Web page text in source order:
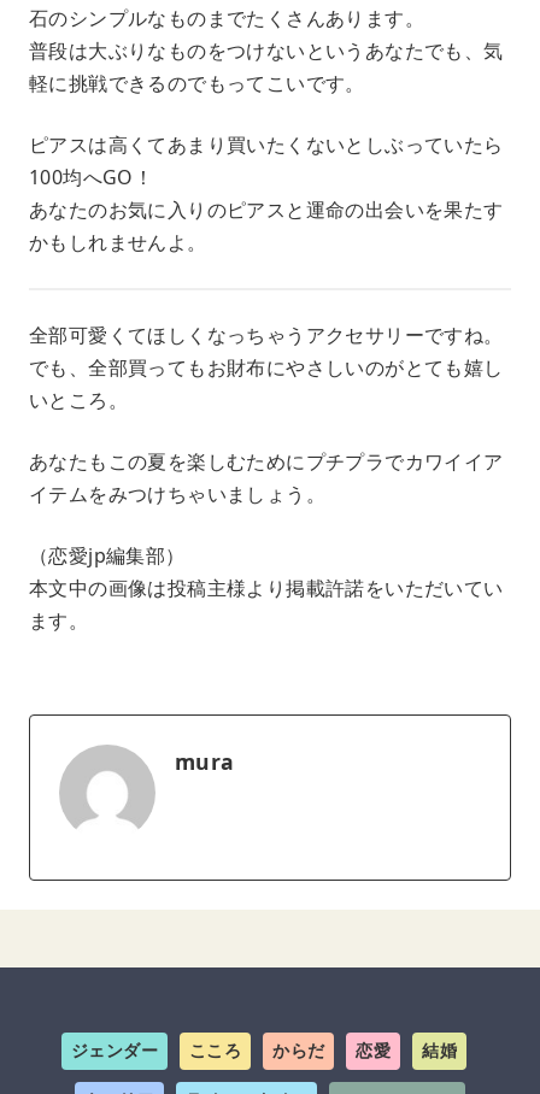
石のシンプルなものまでたくさんあります。
普段は大ぶりなものをつけないというあなたでも、気
軽に挑戦できるのでもってこいです。
ピアスは高くてあまり買いたくないとしぶっていたら
100均へGO！
あなたのお気に入りのピアスと運命の出会いを果たす
かもしれませんよ。
全部可愛くてほしくなっちゃうアクセサリーですね。
でも、全部買ってもお財布にやさしいのがとても嬉し
いところ。
あなたもこの夏を楽しむためにプチプラでカワイイア
イテムをみつけちゃいましょう。
（恋愛jp編集部）
本文中の画像は投稿主様より掲載許諾をいただいてい
ます。
mura
ジェンダー こころ からだ 恋愛 結婚